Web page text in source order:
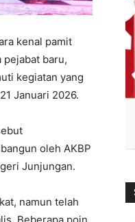
kenal pamit
pejabat baru,
kegiatan yang
Januari 2026.
oleh AKBP
Junjungan.
namun telah